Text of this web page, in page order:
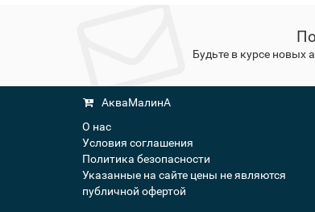
Будьте в курсе новых
АкваМалинА
О нас
Условия соглашения
Политика безопасности
Указанные на сайте цены не являются
публичной офертой